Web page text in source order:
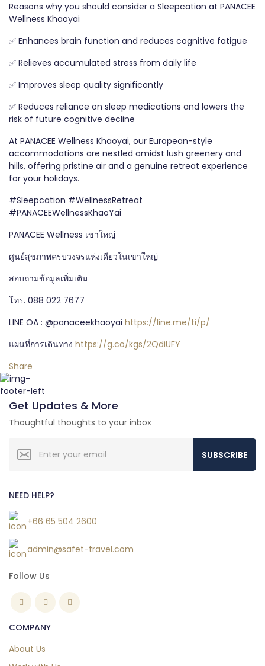
Reasons why you should consider a Sleepcation at PANACEE
Wellness Khaoyai
✅ Enhances brain function and reduces cognitive fatigue
✅ Relieves accumulated stress from daily life
✅ Improves sleep quality significantly
✅ Reduces reliance on sleep medications and lowers the
risk of future cognitive decline
At PANACEE Wellness Khaoyai, our European-style
accommodations are nestled amidst lush greenery and
hills, offering pristine air and a genuine retreat experience
for your holidays.
#Sleepcation #WellnessRetreat
#PANACEEWellnessKhaoYai
PANACEE Wellness เขาใหญ่
ศูนย์สุขภาพครบวงจรแห่งเดียวในเขาใหญ่
สอบถามข้อมูลเพิ่มเติม
โทร. 088 022 7677
LINE OA : @panaceekhaoyai https://line.me/ti/p/
แผนที่การเดินทาง https://g.co/kgs/2QdiUFY
Share
Get Updates & More
Thoughtful thoughts to your inbox
SUBSCRIBE
NEED HELP?
+66 65 504 2600
admin@safet-travel.com
Follow Us
COMPANY
About Us